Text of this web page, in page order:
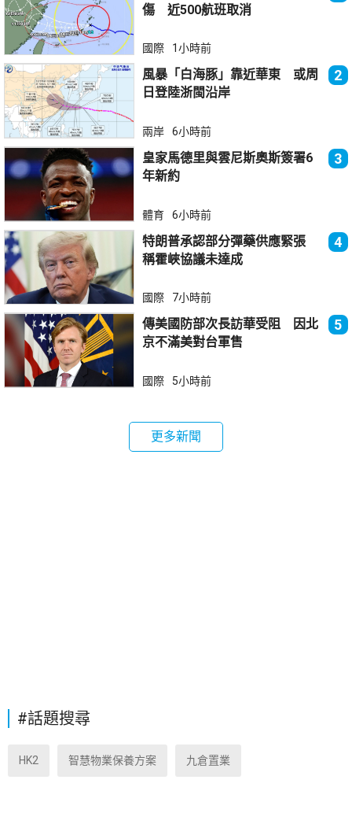
傷 近500航班取消
國際 1小時前
風暴「白海豚」靠近華東 或周
日登陸浙閩沿岸
2
兩岸 6小時前
皇家馬德里與雲尼斯奧斯簽署6
年新約
3
體育 6小時前
特朗普承認部分彈藥供應緊張
稱霍峽協議未達成
4
國際 7小時前
傳美國防部次長訪華受阻 因北
京不滿美對台軍售
5
國際 5小時前
更多新聞
#話題搜尋
HK2 智慧物業保養方案 九倉置業